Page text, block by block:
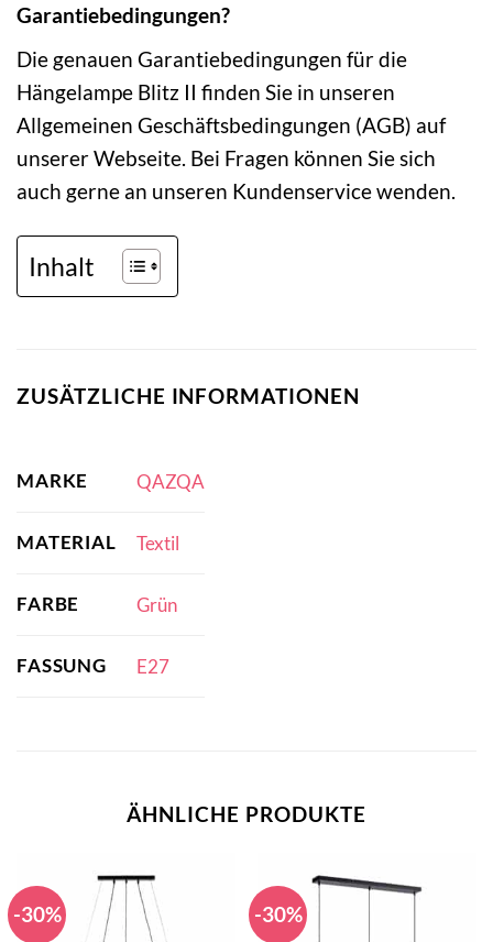
Garantiebedingungen?
Die genauen Garantiebedingungen für die
Hängelampe Blitz II finden Sie in unseren
Allgemeinen Geschäftsbedingungen (AGB) auf
unserer Webseite. Bei Fragen können Sie sich
auch gerne an unseren Kundenservice wenden.
Inhalt
ZUSÄTZLICHE INFORMATIONEN
MARKE QAZQA
MATERIAL Textil
FARBE Grün
FASSUNG E27
ÄHNLICHE PRODUKTE
-30% -30%